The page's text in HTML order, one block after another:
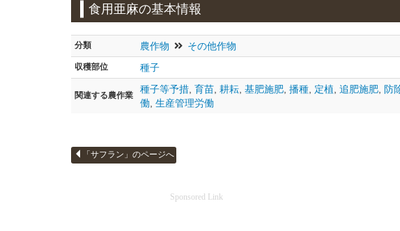
食用亜麻の基本情報
分類 農作物 その他作物
収穫部位 種子
関連する農作業
種子等予措 育苗 耕耘 基肥施肥 播種 定植 追肥施肥 防
働 生産管理労働
「サフラン」のページへ
Sponsored Link